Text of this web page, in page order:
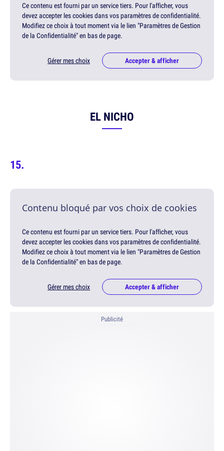
Ce contenu est fourni par un service tiers. Pour l'afficher, vous
devez accepter les cookies dans vos paramètres de confidentialité.
Modifiez ce choix à tout moment via le lien "Paramètres de Gestion
de la Confidentialité" en bas de page.
Gérer mes choix Accepter & afficher
EL NICHO
Contenu bloqué par vos choix de cookies
Ce contenu est fourni par un service tiers. Pour l'afficher, vous
devez accepter les cookies dans vos paramètres de confidentialité.
Modifiez ce choix à tout moment via le lien "Paramètres de Gestion
de la Confidentialité" en bas de page.
Gérer mes choix Accepter & afficher
Publicité